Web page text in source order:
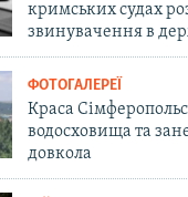
кримських судах
звинувачення в
ФОТОГАЛЕРЕЇ
Краса
водосховища та
довкола